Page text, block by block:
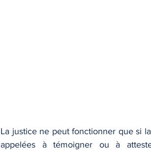
La justice ne peut fonctionner que si
appelées à témoigner ou à